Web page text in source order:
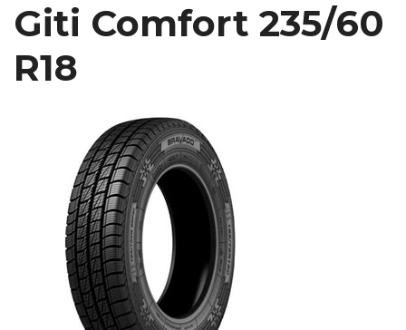
Giti Comfort 235/60
R18